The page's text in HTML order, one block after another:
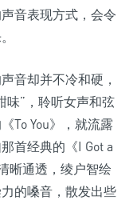
音表现方式，会令
音却并不冷和硬，
味”，聆听女声和弦
To You》，就流露
首经典的《I Got a
晰通透，绫户智绘
的嗓音，散发出些